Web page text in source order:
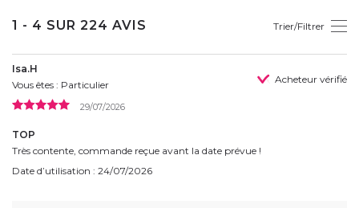
1 - 4 SUR 224 AVIS Trier/Filtrer
Isa.H
Vous êtes : Particulier
Acheteur vérifié
29/07/2026
TOP
Très contente, commande reçue avant la date prévue !
Date d’utilisation : 24/07/2026